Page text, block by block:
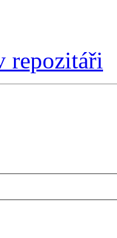
repozitáři